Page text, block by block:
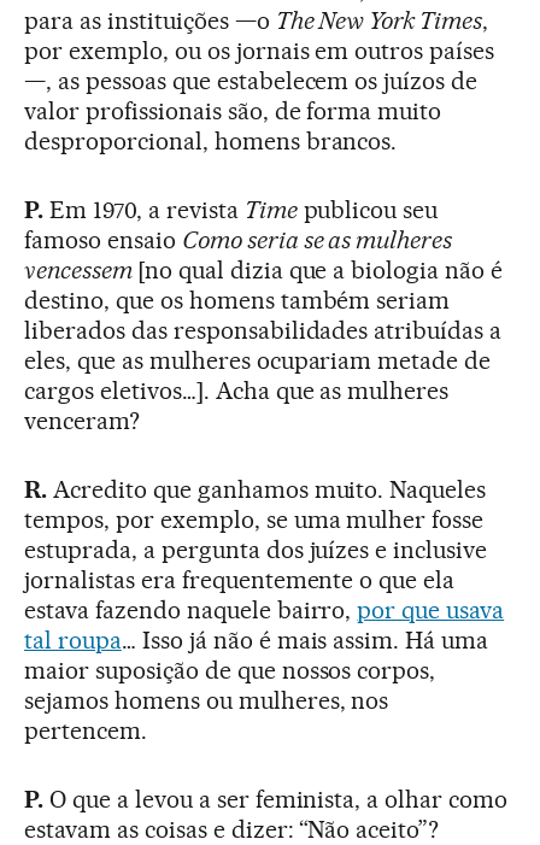
para as instituições —o The New York Times,
por exemplo, ou os jornais em outros países
—, as pessoas que estabelecem os juízos de
valor profissionais são, de forma muito
desproporcional, homens brancos.
P. Em 1970, a revista Timepublicou seu
famoso ensaio Como seria se as mulheres
vencessem [no qual dizia que a biologia não é
destino, que os homens também seriam
liberados das responsabilidades atribuídas a
eles, que as mulheres ocupariam metade de
cargos eletivos…]. Acha que as mulheres
venceram?
R. Acredito que ganhamos muito. Naqueles
tempos, por exemplo, se uma mulher fosse
estuprada, a pergunta dos juízes e inclusive
jornalistas era frequentemente o que ela
estava fazendo naquele bairro,por que usava
tal roupa… Isso já não é mais assim. Há uma
maior suposição de que nossos corpos,
sejamos homens ou mulheres, nos
pertencem.
P. O que a levou a ser feminista, a olhar como
estavam as coisas e dizer: “Não aceito”?